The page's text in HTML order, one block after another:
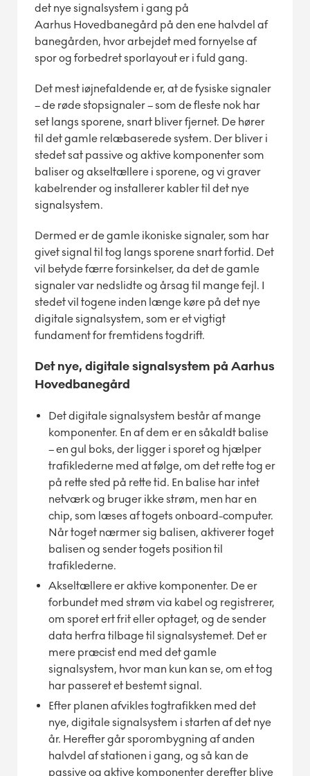
det nye signalsystem i gang på
Aarhus Hovedbanegård på den ene halvdel af
banegården, hvor arbejdet med fornyelse af
spor og forbedret sporlayout er i fuld gang.
Det mest iøjnefaldende er, at de fysiske signaler
– de røde stopsignaler – som de fleste nok har
set langs sporene, snart bliver fjernet. De hører
til det gamle relæbaserede system. Der bliver i
stedet sat passive og aktive komponenter som
baliser og akseltællere i sporene, og vi graver
kabelrender og installerer kabler til det nye
signalsystem.
Dermed er de gamle ikoniske signaler, som har
givet signal til tog langs sporene snart fortid. Det
vil betyde færre forsinkelser, da det de gamle
signaler var nedslidte og årsag til mange fejl. I
stedet vil togene inden længe køre på det nye
digitale signalsystem, som er et vigtigt
fundament for fremtidens togdrift.
Det nye, digitale signalsystem på Aarhus
Hovedbanegård
Det digitale signalsystem består af mange
komponenter. En af dem er en såkaldt balise
– en gul boks, der ligger i sporet og hjælper
trafiklederne med at følge, om det rette tog er
på rette sted på rette tid. En balise har intet
netværk og bruger ikke strøm, men har en
chip, som læses af togets onboard-computer.
Når toget nærmer sig balisen, aktiverer toget
balisen og sender togets position til
trafiklederne.
Akseltællere er aktive komponenter. De er
forbundet med strøm via kabel og registrerer,
om sporet ert frit eller optaget, og de sender
data herfra tilbage til signalsystemet. Det er
mere præcist end med det gamle
signalsystem, hvor man kun kan se, om et tog
har passeret et bestemt signal.
Efter planen afvikles togtrafikken med det
nye, digitale signalsystem i starten af det nye
år. Herefter går sporombygning af anden
halvdel af stationen i gang, og så kan de
passive og aktive komponenter derefter blive